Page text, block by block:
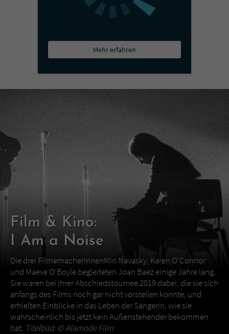
Mehr erfahren
Film & Kino:
I Am a Noise
Die drei FilmemacherinnenMiri Navasky, Karen O‘Connor
und Maeve O‘Boyle begleiteten Joan Baez einige Jahre lang.
Sie waren bei ihrer Abschiedstournee 2019 dabei, die sie sich
anfangs des Films noch gar nicht vorstellen konnte, und
erhielten Einblicke in das Leben der Sängerin, wie sie
wahrscheinlich bis jetzt kein Außenstehender bekommen
hat. Titelbild: ©Alamode Film